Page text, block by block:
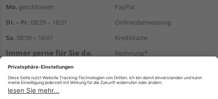
Mo. geschlossen
Di. – Fr. 08:29 – 18:01
Sa. 08:59 – 16:01
Immer gerne für Sie da.
E-Mail:kontakt@holzziller.de
PayPal
Onlineüberweisung
Kreditkarte
Rechnung*
Versand